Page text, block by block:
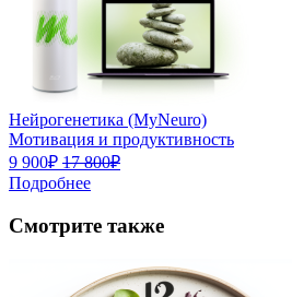
Нейрогенетика (MyNeuro)
Мотивация и продуктивность
9 900₽ 17 800₽
Подробнее
Смотрите также